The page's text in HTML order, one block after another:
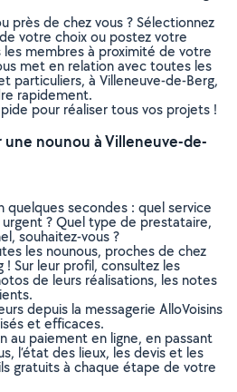
près de chez vous ? Sélectionnez
votre choix ou postez votre
membres à proximité de votre
met en relation avec toutes les
particuliers, à Villeneuve-de-Berg,
rapidement.
pour réaliser tous vos projets !
nounou à Villeneuve-de-
quelques secondes : quel service
? Quel type de prestataire,
souhaitez-vous ?
les nounous, proches de chez
! Sur leur profil, consultez les
de leurs réalisations, les notes
depuis la messagerie AlloVoisins
et efficaces.
au paiement en ligne, en passant
l’état des lieux, les devis et les
gratuits à chaque étape de votre